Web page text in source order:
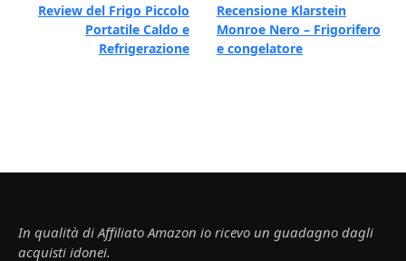
Review del Frigo Piccolo
Portatile Caldo e
Refrigerazione
Recensione Klarstein
Monroe Nero – Frigorifero
e congelatore
In qualità di Affiliato Amazon io ricevo un guadagno dagli
acquisti idonei.